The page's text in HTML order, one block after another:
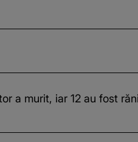
a murit, iar 12 au fost